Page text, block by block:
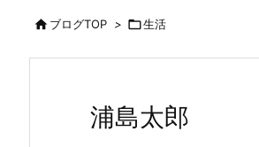
ブログTOP > 生活
浦島太郎